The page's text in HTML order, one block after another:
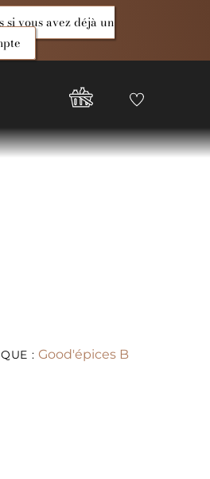
si vous avez déjà un
Compte
Good
Epices
Favoris
:Good'épices B